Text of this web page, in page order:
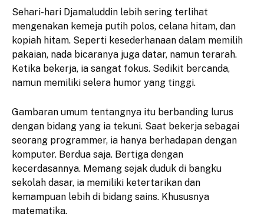
Sehari-hari Djamaluddin lebih sering terlihat
mengenakan kemeja putih polos, celana hitam, dan
kopiah hitam. Seperti kesederhanaan dalam memilih
pakaian, nada bicaranya juga datar, namun terarah.
Ketika bekerja, ia sangat fokus. Sedikit bercanda,
namun memiliki selera humor yang tinggi.
Gambaran umum tentangnya itu berbanding lurus
dengan bidang yang ia tekuni. Saat bekerja sebagai
seorang programmer, ia hanya berhadapan dengan
komputer. Berdua saja. Bertiga dengan
kecerdasannya. Memang sejak duduk di bangku
sekolah dasar, ia memiliki ketertarikan dan
kemampuan lebih di bidang sains. Khususnya
matematika.